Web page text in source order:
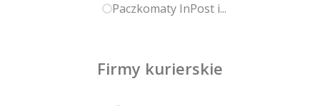
Paczkomaty InPost i...
Firmy kurierskie